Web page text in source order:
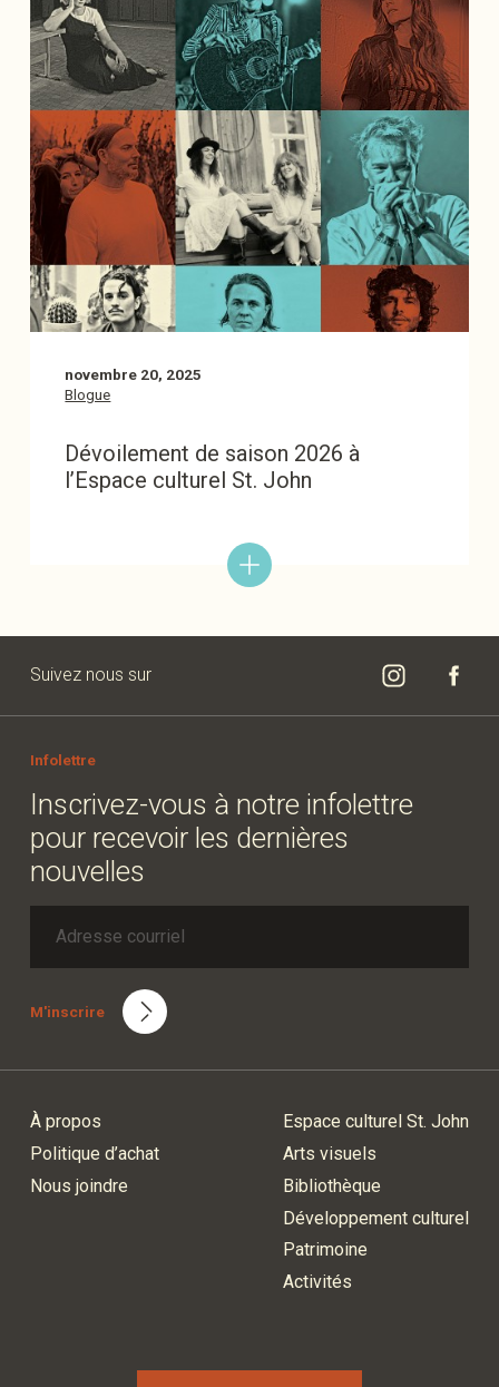
novembre 20, 2025
Blogue
Dévoilement de saison 2026 à
l’Espace culturel St. John
Suivez nous sur
Infolettre
Inscrivez-vous à notre infolettre
pour recevoir les dernières
nouvelles
M'inscrire
À propos
Politique d’achat
Nous joindre
Espace culturel St. John
Arts visuels
Bibliothèque
Développement culturel
Patrimoine
Activités